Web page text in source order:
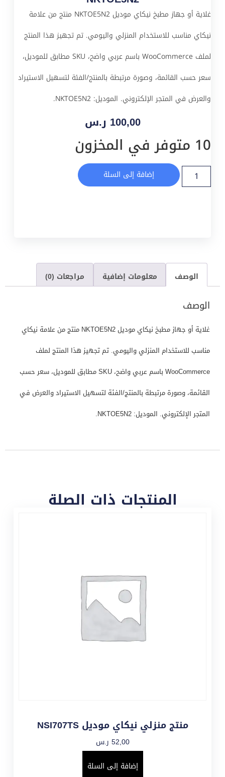
غلاية أو جهاز مطبخ نيكاي موديل NKTOE5N2 منتج من علامة
نيكاي مناسب للاستخدام المنزلي واليومي. تم تجهيز هذا المنتج
لملف WooCommerce باسم عربي واضح، SKU مطابق للموديل،
سعر حسب القائمة، وصورة مرتبطة بالمنتج/الفئة لتسهيل الاستيراد
والعرض في المتجر الإلكتروني. الموديل: NKTOE5N2.
100,00 ر.س
10 متوفر في المخزون
إضافة إلى السلة
الوصف معلومات إضافية مراجعات (0)
الوصف
غلاية أو جهاز مطبخ نيكاي موديل NKTOE5N2 منتج من علامة نيكاي
مناسب للاستخدام المنزلي واليومي. تم تجهيز هذا المنتج لملف
WooCommerce باسم عربي واضح، SKU مطابق للموديل، سعر حسب
القائمة، وصورة مرتبطة بالمنتج/الفئة لتسهيل الاستيراد والعرض في
المتجر الإلكتروني. الموديل: NKTOE5N2.
المنتجات ذات الصلة
منتج منزلي نيكاي موديل NSI707TS
52,00 ر.س
إضافة إلى السلة